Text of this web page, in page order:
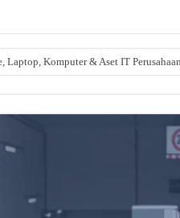
Laptop, Komputer & Aset IT